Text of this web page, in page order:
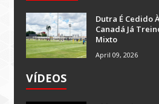
Dutra É Cedido
Canadá Já
Mixto
April 09, 2026
VÍDEOS